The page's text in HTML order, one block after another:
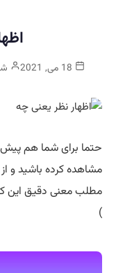
حتما برای شما هم پیش
مشاهده کرده باشید و
مطلب معنی دقیق این
)